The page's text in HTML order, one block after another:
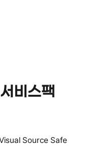
비스팩
Source Safe